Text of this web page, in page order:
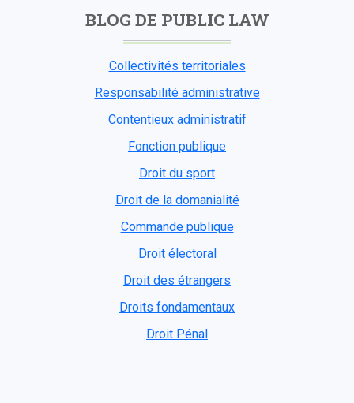
BLOG DE PUBLIC LAW
Collectivités territoriales
Responsabilité administrative
Contentieux administratif
Fonction publique
Droit du sport
Droit de la domanialité
Commande publique
Droit électoral
Droit des étrangers
Droits fondamentaux
Droit Pénal